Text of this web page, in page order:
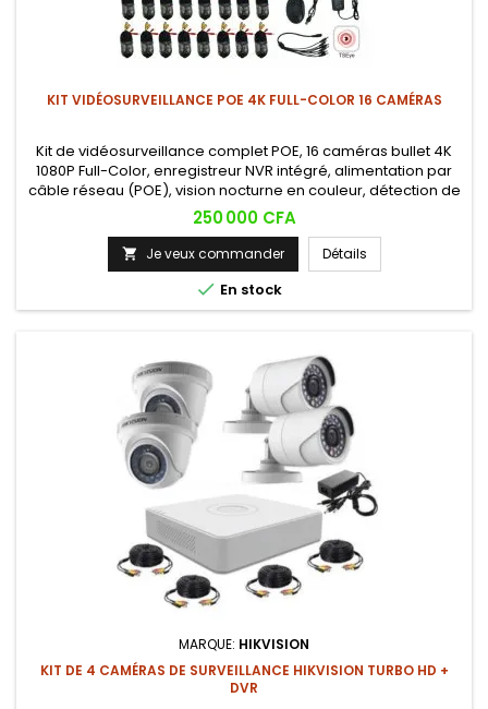
KIT VIDÉOSURVEILLANCE POE 4K FULL-COLOR 16 CAMÉRAS
Kit de vidéosurveillance complet POE, 16 caméras bullet 4K
1080P Full-Color, enregistreur NVR intégré, alimentation par
câble réseau (POE), vision nocturne en couleur, détection de
mouvement, visualisation et alertes en temps réel sur
smartphone.
Prix
250 000 CFA
 Je veux commander Détails
 En stock
MARQUE: HIKVISION
KIT DE 4 CAMÉRAS DE SURVEILLANCE HIKVISION TURBO HD +
DVR